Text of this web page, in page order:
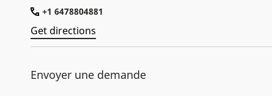
+1 6478804881
Get directions
Envoyer une demande